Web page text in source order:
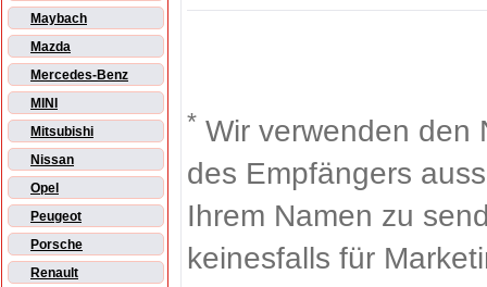
Maybach
Mazda
Mercedes-Benz
MINI
Mitsubishi
Nissan
Opel
Peugeot
Porsche
Renault
* Wir verwenden den
des Empfängers
Ihrem Namen zu
keinesfalls für